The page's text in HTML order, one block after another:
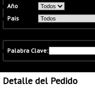
� Año
� Pais
� Palabra Clave:
Detalle del Pedido